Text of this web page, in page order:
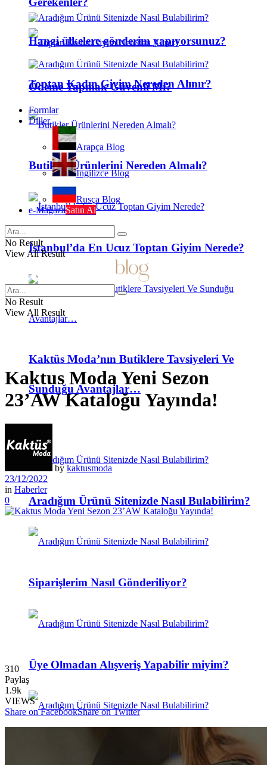
Toptan Kadın Giyim Nereden Alınır?
Butikler Ürünlerini Nereden Almalı?
İstanbul’da En Ucuz Toptan Giyim Nerede?
Kaktüs Moda’nın Butiklere Tavsiyeleri Ve
Sunduğu Avantajlar…
Aradığım Ürünü Sitenizde Nasıl Bulabilirim?
Siparişlerim Nasıl Gönderiliyor?
Üye Olmadan Alışveriş Yapabilir miyim?
Sipariş Oluşturmadan Önce Ürünleri Görebilir
Hangi ülkelere gönderim yapıyorsunuz?
Ödeme Yapmak Güvenli Mi?
Formlar
Diller
Arapça Blog
İngilizce Blog
Rusça Blog
e-MağazaSatın Al
No Result
View All Result
No Result
View All Result
Kaktus Moda Yeni Sezon
23’AW Kataloğu Yayında!
by kaktusmoda
23/12/2022
in Haberler
0
310
Paylaş
1.9k
VIEWS
Share on FacebookShare on Twitter